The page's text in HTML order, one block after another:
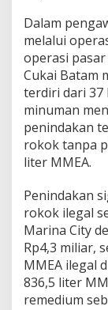
Dalam
melalui
operasi
Cukai Batam
terdiri dari 37
minuman
penindakan
rokok tanpa
liter MMEA.
Penindakan
rokok ilegal
Marina City
Rp4,3 miliar,
MMEA ilegal
836,5 liter
remedium